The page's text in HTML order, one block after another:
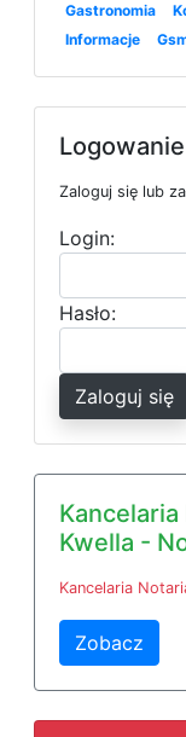
Gastronomia
Informacje
Logowanie
Zaloguj się lub
Login:
Hasło:
Zaloguj się
Kancelaria
Kwella -
Kancelaria
Zobacz